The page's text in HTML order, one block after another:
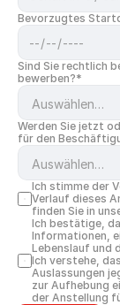
Bevorzugtes
Sind Sie rechtlich
bewerben?*
Werden Sie jetzt
für den
Ich stimme der
Verlauf dieses
finden Sie in
Ich bestätige,
Informationen,
Lebenslauf und
Ich verstehe,
Auslassungen
zur Aufhebung
der Anstellung